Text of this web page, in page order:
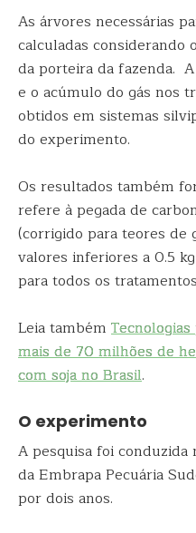
As árvores necessárias
calculadas considerando
da porteira da fazenda.
e o acúmulo do gás nos
obtidos em sistemas
do experimento.
Os resultados também
refere à pegada de
(corrigido para teores de
valores inferiores a 0.5
para todos os
Leia também
mais de 70 milhões de
com soja no Brasil.
O experimento
A pesquisa foi conduzida
da Embrapa Pecuária
por dois anos.